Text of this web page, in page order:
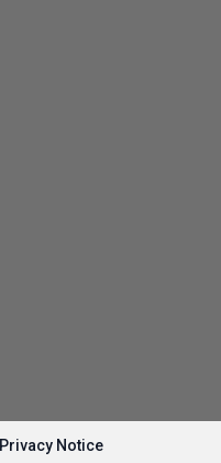
Privacy Notice